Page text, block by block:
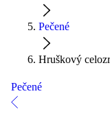
Pečené
Hruškový
Pečené